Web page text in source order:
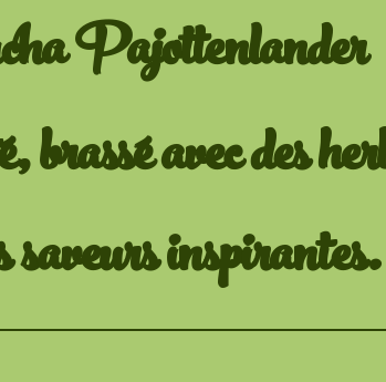
Pajottenlander
avec des
saveurs inspirantes.